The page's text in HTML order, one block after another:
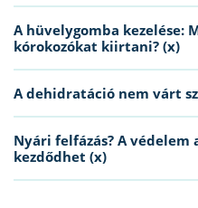
A hüvelygomba kezelése:
kórokozókat kiirtani? (x)
A dehidratáció nem várt
Nyári felfázás? A
kezdődhet (x)